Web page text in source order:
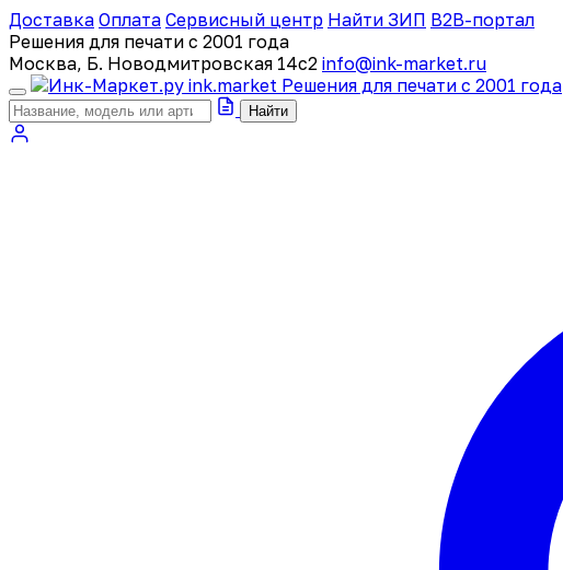
Доставка Оплата Сервисный центр Найти ЗИП B2B-портал
Решения для печати с 2001 года
Москва, Б. Новодмитровская 14с2 info@ink-market.ru
ink.market Решения для печати с 2001 года
Найти